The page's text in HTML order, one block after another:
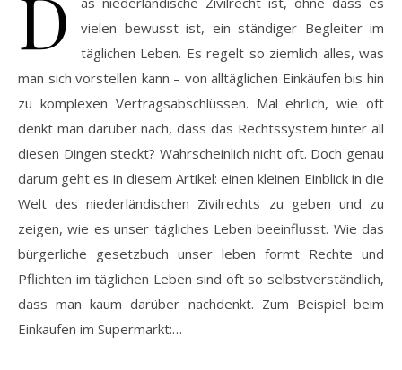
vielen bewusst ist, ein ständiger Begleiter im
täglichen Leben. Es regelt so ziemlich alles, was
man sich vorstellen kann – von alltäglichen Einkäufen bis hin
zu komplexen Vertragsabschlüssen. Mal ehrlich, wie oft
denkt man darüber nach, dass das Rechtssystem hinter all
diesen Dingen steckt? Wahrscheinlich nicht oft. Doch genau
darum geht es in diesem Artikel: einen kleinen Einblick in die
Welt des niederländischen Zivilrechts zu geben und zu
zeigen, wie es unser tägliches Leben beeinflusst. Wie das
bürgerliche gesetzbuch unser leben formt Rechte und
Pflichten im täglichen Leben sind oft so selbstverständlich,
dass man kaum darüber nachdenkt. Zum Beispiel beim
Einkaufen im Supermarkt:…